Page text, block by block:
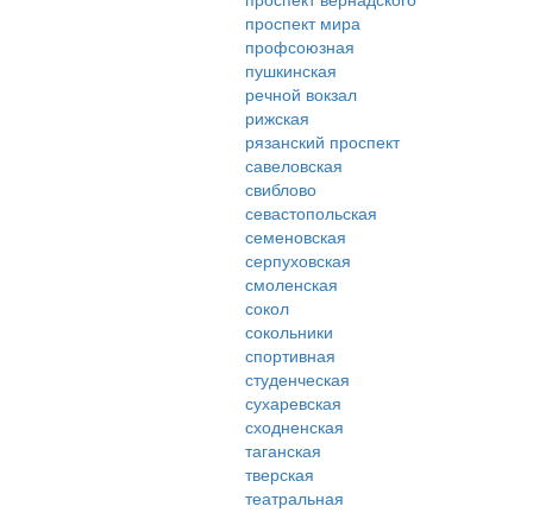
проспект мира
профсоюзная
пушкинская
речной вокзал
рижская
рязанский проспект
савеловская
свиблово
севастопольская
семеновская
серпуховская
смоленская
сокол
сокольники
спортивная
студенческая
сухаревская
сходненская
таганская
тверская
театральная